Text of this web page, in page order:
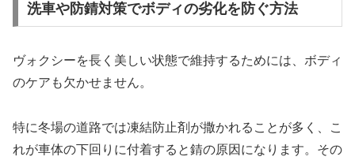
洗車や防錆対策でボディの劣化を防ぐ方法
ヴォクシーを長く美しい状態で維持するためには、ボディ
のケアも欠かせません。
特に冬場の道路では凍結防止剤が撒かれることが多く、こ
れが車体の下回りに付着すると錆の原因になります。その